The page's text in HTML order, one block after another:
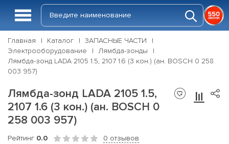
Главная Каталог
ЗАПАСНЫЕ ЧАСТИ
Электрооборудование
Лямбда-зонды
Лямбда-зонд LADA 2105 1.5, 2107 1.6 (3 кон.) (ан. BOSCH 0 258
003 957)
Лямбда-зонд LADA 2105 1.5,
2107 1.6 (3 кон.) (ан. BOSCH 0
258 003 957)
Рейтинг 0.0 0 отзывов